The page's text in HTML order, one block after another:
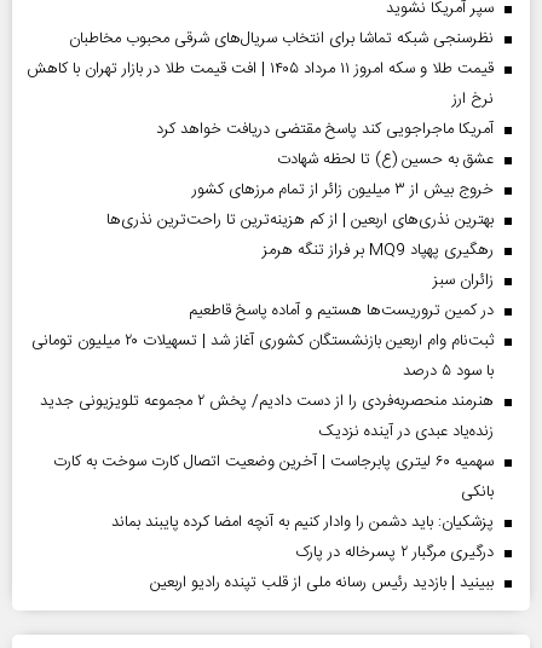
سپر آمریکا نشوید
نظرسنجی شبکه تماشا برای انتخاب سریال‌های شرقی محبوب مخاطبان
قیمت طلا و سکه امروز ۱۱ مرداد ۱۴۰۵ | افت قیمت طلا در بازار تهران با کاهش
نرخ ارز
آمریکا ماجراجویی کند پاسخ مقتضی دریافت خواهد کرد
عشق به حسین (ع) تا لحظه شهادت
خروج بیش از ۳ میلیون زائر از تمام مرز‌های کشور
بهترین نذری‌های اربعین | از کم هزینه‌ترین تا راحت‌ترین نذری‌ها
رهگیری پهپاد MQ9 بر فراز تنگه هرمز
‌زائران سبز
در کمین تروریست‌ها هستیم و آماده پاسخ قاطعیم
ثبت‌نام وام اربعین بازنشستگان کشوری آغاز شد | تسهیلات ۲۰ میلیون تومانی
با سود ۵ درصد
هنرمند منحصر‌به‌فردی را از دست دادیم/ پخش ۲ مجموعه تلویزیونی جدید
زنده‌یاد عبدی در آینده نزدیک
سهمیه ۶۰ لیتری پابرجاست | آخرین وضعیت اتصال کارت سوخت به کارت
بانکی
پزشکیان: باید دشمن را وادار کنیم به آنچه امضا کرده پایبند بماند
درگیری مرگبار ۲ پسرخاله در پارک
ببینید | بازدید رئیس رسانه ملی از قلب تپنده رادیو اربعین